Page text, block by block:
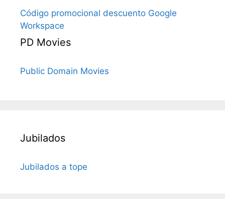
Código promocional descuento Google
Workspace
PD Movies
Public Domain Movies
Jubilados
Jubilados a tope